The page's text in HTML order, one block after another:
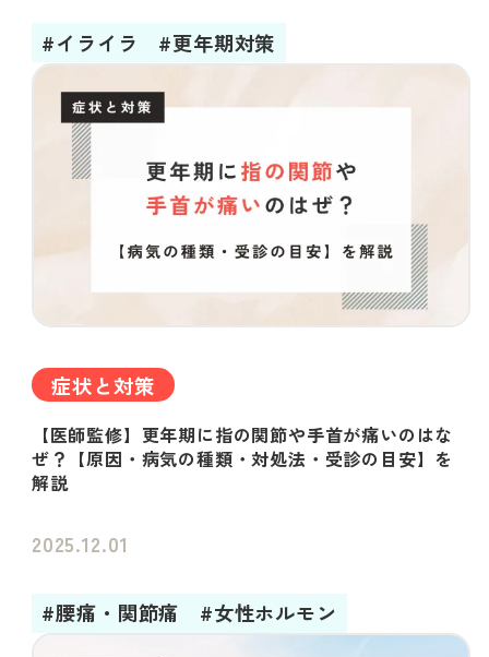
#イライラ #更年期対策
症状と対策
【医師監修】更年期に指の関節や手首が痛いのはな
ぜ？【原因・病気の種類・対処法・受診の目安】を
解説
2025.12.01
#腰痛・関節痛 #女性ホルモン